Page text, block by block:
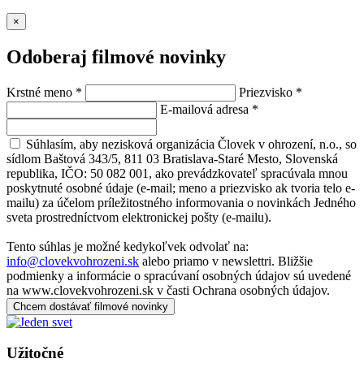
×
Odoberaj filmové novinky
Krstné meno * Priezvisko *
E-mailová adresa *
Súhlasím, aby nezisková organizácia Človek v ohrození, n.o., so
sídlom Baštová 343/5, 811 03 Bratislava-Staré Mesto, Slovenská
republika, IČO: 50 082 001, ako prevádzkovateľ spracúvala mnou
poskytnuté osobné údaje (e-mail; meno a priezvisko ak tvoria telo e-
mailu) za účelom príležitostného informovania o novinkách Jedného
sveta prostredníctvom elektronickej pošty (e-mailu).
Tento súhlas je možné kedykoľvek odvolať na:
info@clovekvohrozeni.sk alebo priamo v newslettri. Bližšie
podmienky a informácie o spracúvaní osobných údajov sú uvedené
na www.clovekvohrozeni.sk v časti Ochrana osobných údajov.
Chcem dostávať filmové novinky
Užitočné